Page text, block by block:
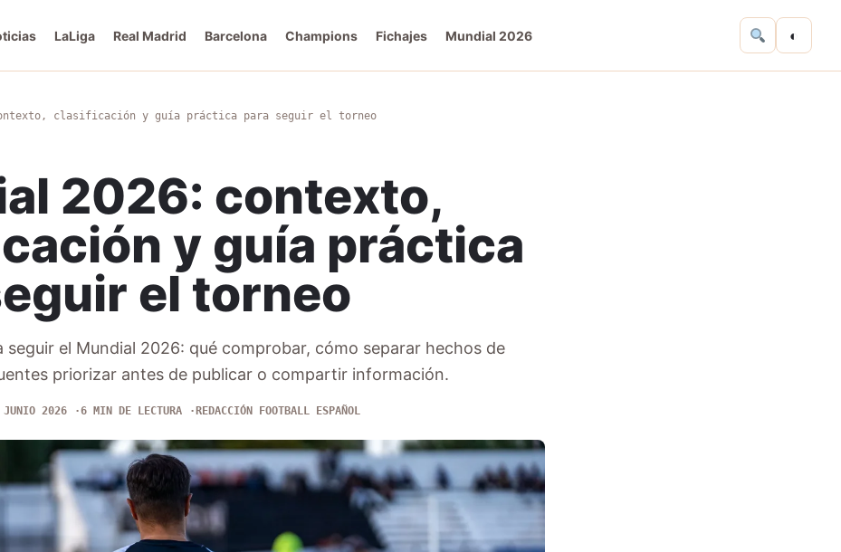
LaLiga Real Madrid Barcelona Champions Fichajes Mundial 2026 ◐
clasificación y guía práctica para seguir el torneo
2026: contexto,
y guía práctica
el torneo
seguir el Mundial 2026: qué comprobar, cómo separar hechos de
priorizar antes de publicar o compartir información.
JUNIO 2026 6 MIN DE LECTURA REDACCIÓN FOOTBALL ESPAÑOL